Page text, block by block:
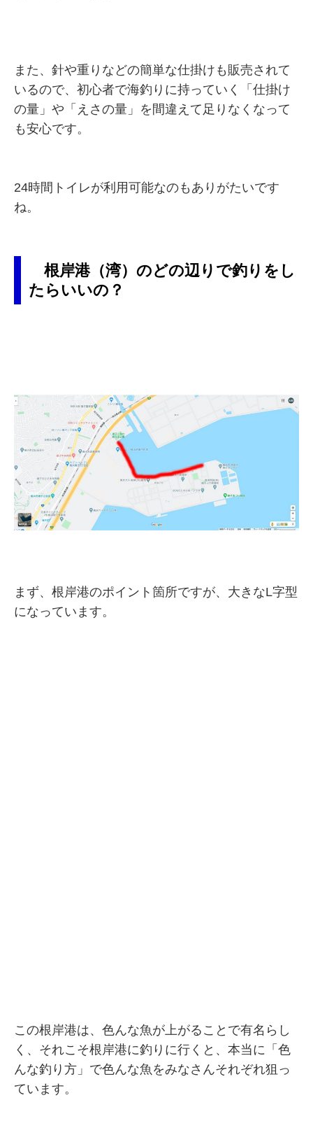
また、針や重りなどの簡単な仕掛けも販売されて
いるので、初心者で海釣りに持っていく「仕掛け
の量」や「えさの量」を間違えて足りなくなって
も安心です。
24時間トイレが利用可能なのもありがたいです
ね。
根岸港（湾）のどの辺りで釣りをし
たらいいの？
まず、根岸港のポイント箇所ですが、大きなL字型
になっています。
この根岸港は、色んな魚が上がることで有名らし
く、それこそ根岸港に釣りに行くと、本当に「色
んな釣り方」で色んな魚をみなさんそれぞれ狙っ
ています。